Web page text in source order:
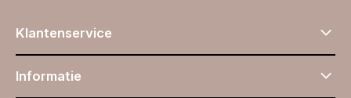
Klantenservice
Informatie